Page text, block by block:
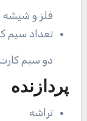
فلز و شیشه
تعداد سیم
دو سیم
پردازنده
تراشه